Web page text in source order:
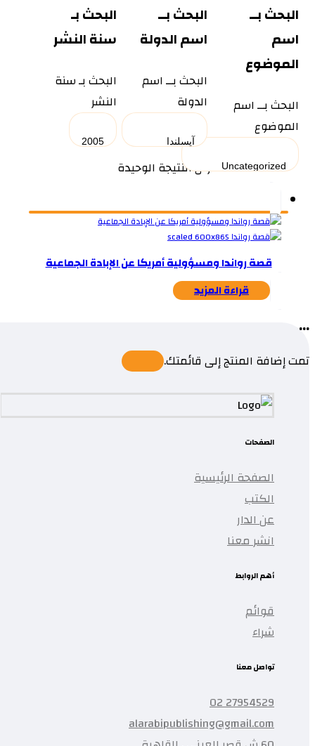
البحث بــ
اسم
الموضوع
البحث بــ اسم
الموضوع
البحث بــ
اسم الدولة
البحث بــ اسم
الدولة
البحث بـ
سنة النشر
البحث بـ سنة
النشر
عرض النتيجة الوحيدة
قصة رواندا ومسؤولية أمريكا عن الإبادة الجماعية
قراءة المزيد
...
تمت إضافة المنتج إلى قائمتك.
الصفحات
الصفحة الرئيسية
الكتب
عن الدار
انشر معنا
أهم الروابط
قوائم
شراء
تواصل معنا
27954529 02
alarabipublishing@gmail.com